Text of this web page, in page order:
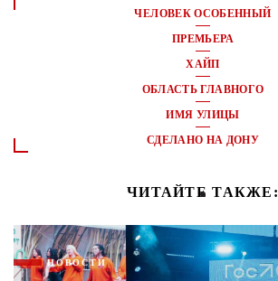
ЧЕЛОВЕК ОСОБЕННЫЙ
ПРЕМЬЕРА
ХАЙП
ОБЛАСТЬ ГЛАВНОГО
ИМЯ УЛИЦЫ
СДЕЛАНО НА ДОНУ
ЧИТАЙТЕ ТАКЖЕ:
НОВОСТИ